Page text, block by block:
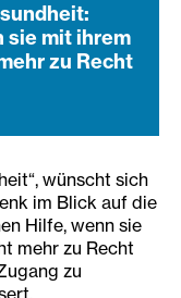
sie mit ihrem
zu Recht
wünscht sich
im Blick auf die
Hilfe, wenn sie
mehr zu Recht
zu